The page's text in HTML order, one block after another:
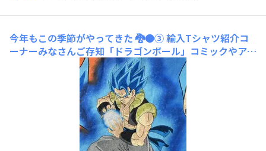
今年もこの季節がやってきた 🐉🟠③輸入Tシャツ紹介コ
ーナーみなさんご存知「ドラゴンボール」コミックやアニ
メ化もしている「ドラゴンボール超」のTシャツをご紹
介！ゴジータブルー🟦ちなみにドラゴンボールで悟空とベ
ジータが合体した「ベジット」というキャラクターもいま
すが、私的にはこの写真のゴジータ派です👍やはりドラゴ
ンボールといったらこの2